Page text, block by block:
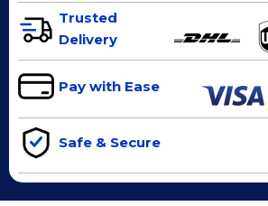
Trusted
Delivery
Pay with Ease
Safe & Secure